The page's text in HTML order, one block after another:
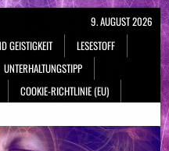
GEISTIGKEIT
LESESTOFF
UNTERHALTUNGSTIPP
COOKIE-RICHTLINIE (EU)
9. AUGUST 2026